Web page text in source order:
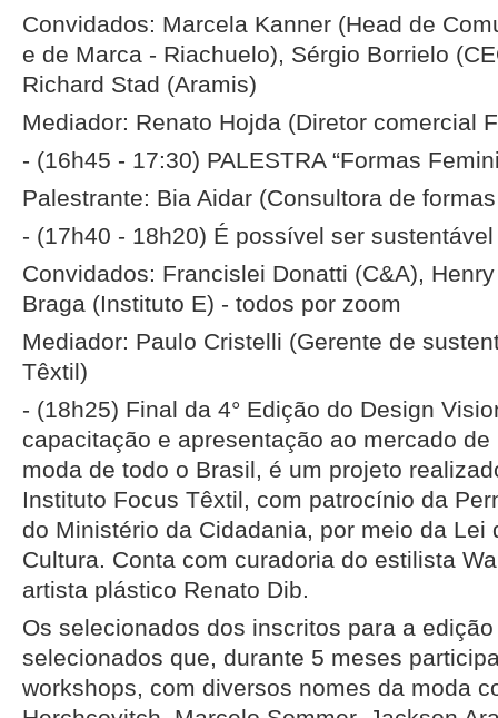
Convidados: Marcela Kanner (Head de
e de Marca - Riachuelo), Sérgio Borrielo
Richard Stad (Aramis)
Mediador: Renato Hojda (Diretor comercial
- (16h45 - 17:30) PALESTRA “Formas
Palestrante: Bia Aidar (Consultora de
- (17h40 - 18h20) É possível ser
Convidados: Francislei Donatti (C&A),
Braga (Instituto E) - todos por zoom
Mediador: Paulo Cristelli (Gerente de
Têxtil)
- (18h25) Final da 4° Edição do Design
capacitação e apresentação ao mercado
moda de todo o Brasil, é um projeto
Instituto Focus Têxtil, com patrocínio da
do Ministério da Cidadania, por meio da Lei
Cultura. Conta com curadoria do estilista
artista plástico Renato Dib.
Os selecionados dos inscritos para a
selecionados que, durante 5 meses
workshops, com diversos nomes da moda